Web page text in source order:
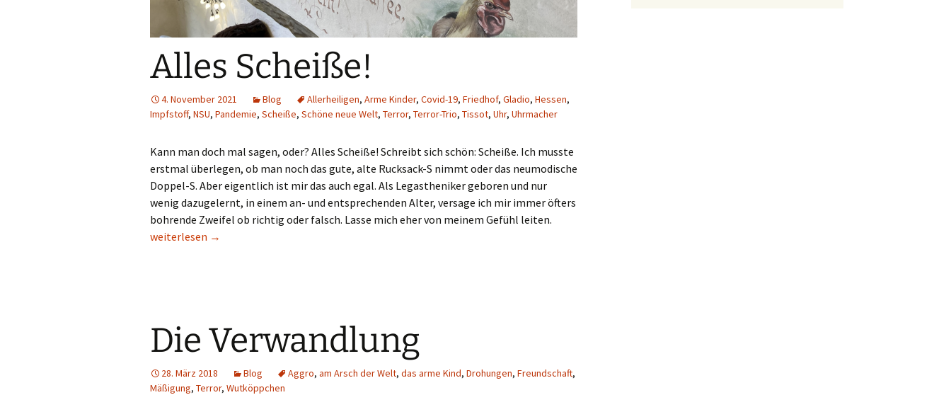
Alles Scheiße!
4. November 2021 Blog Allerheiligen, Arme Kinder, Covid-19, Friedhof, Gladio, Hessen,
Impfstoff, NSU, Pandemie, Scheiße, Schöne neue Welt, Terror, Terror-Trio, Tissot, Uhr, Uhrmacher
Kann man doch mal sagen, oder? Alles Scheiße! Schreibt sich schön: Scheiße. Ich musste
erstmal überlegen, ob man noch das gute, alte Rucksack-S nimmt oder das neumodische
Doppel-S. Aber eigentlich ist mir das auch egal. Als Legastheniker geboren und nur
wenig dazugelernt, in einem an- und entsprechenden Alter, versage ich mir immer öfters
bohrende Zweifel ob richtig oder falsch. Lasse mich eher von meinem Gefühl leiten.
Alles Scheiße!
weiterlesen →
Die Verwandlung
28. März 2018 Blog Aggro, am Arsch der Welt, das arme Kind, Drohungen, Freundschaft,
Mäßigung, Terror, Wutköppchen